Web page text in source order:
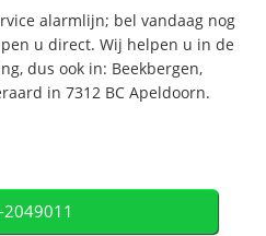
alarmlijn; bel vandaag nog
u direct. Wij helpen u in de
dus ook in: Beekbergen,
in 7312 BC Apeldoorn.